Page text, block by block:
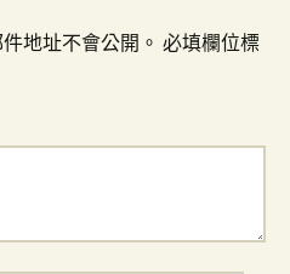
地址不會公開。 必填欄位標